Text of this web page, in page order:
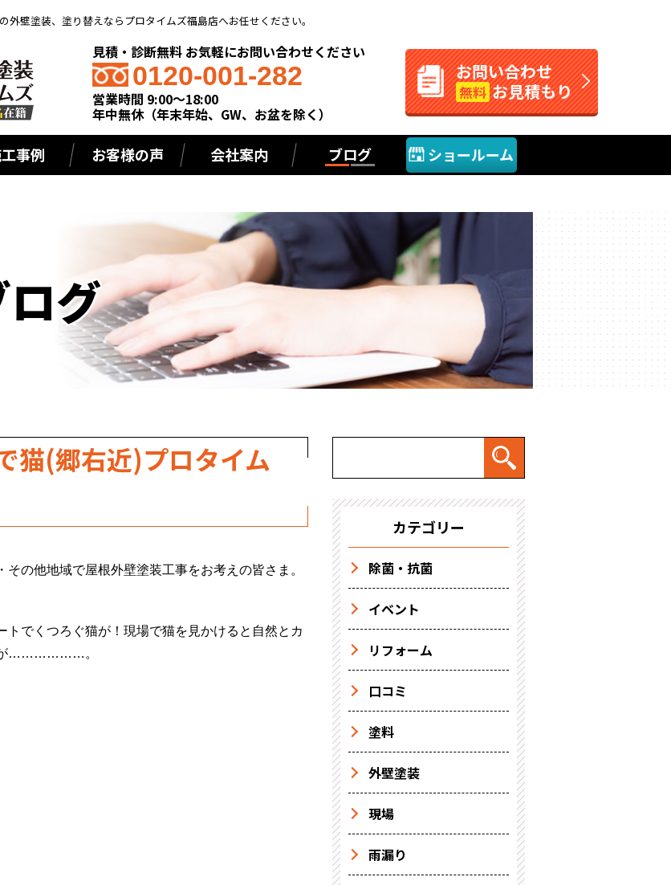
壁塗装、塗り替えならプロタイムズ福島店へお任せください。
見積・診断無料 お気軽にお問い合わせください
0120-001-282
営業時間 9:00～18:00
年中無休（年末年始、GW、お盆を除く）
お問い合わせ
無料 お見積もり
事例 お客様の声 会社案内 ブログ ショールーム
グ
猫(郷右近)プロタイム
の他地域で屋根外壁塗装工事をお考えの皆さま。
でくつろぐ猫が！現場で猫を見かけると自然とカ
が………………。
カテゴリー
除菌・抗菌
イベント
リフォーム
口コミ
塗料
外壁塗装
現場
雨漏り